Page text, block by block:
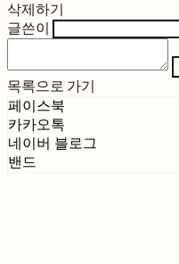
삭제하기
글쓴이
목록으로 가기
페이스북
카카오톡
네이버 블로그
밴드